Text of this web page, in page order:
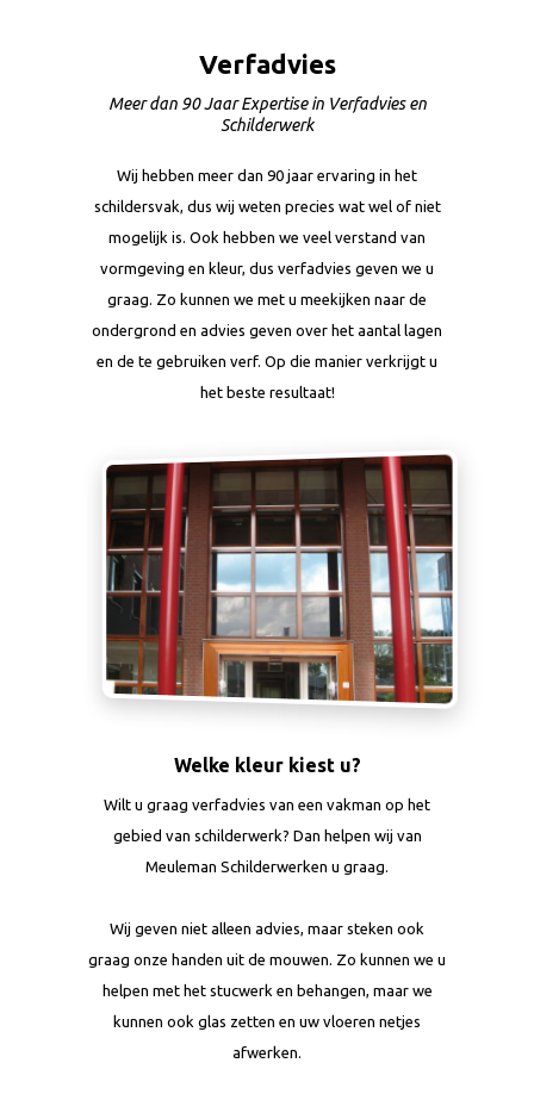
Verfadvies
Meer dan 90 Jaar Expertise in Verfadvies en
Schilderwerk
Wij hebben meer dan 90 jaar ervaring in het
schildersvak, dus wij weten precies wat wel of niet
mogelijk is. Ook hebben we veel verstand van
vormgeving en kleur, dus verfadvies geven we u
graag. Zo kunnen we met u meekijken naar de
ondergrond en advies geven over het aantal lagen
en de te gebruiken verf. Op die manier verkrijgt u
het beste resultaat!
Welke kleur kiest u?
Wilt u graag verfadvies van een vakman op het
gebied van schilderwerk? Dan helpen wij van
Meuleman Schilderwerken u graag.
Wij geven niet alleen advies, maar steken ook
graag onze handen uit de mouwen. Zo kunnen we u
helpen met het stucwerk en behangen, maar we
kunnen ook glas zetten en uw vloeren netjes
afwerken.